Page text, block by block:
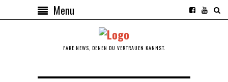
Menu
FAKE NEWS, DENEN DU VERTRAUEN KANNST.